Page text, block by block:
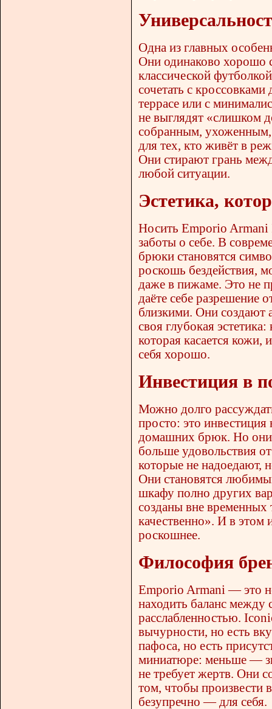
Одна из главных
Они одинаково хорошо
классической
сочетать с
террасе или с
не выглядят «слишком
собранным, ухоженным,
для тех, кто живёт в
Они стирают грань
любой ситуации.
Эстетика,
Носить Emporio Armani
заботы о себе. В
брюки становятся
роскошь бездействия,
даже в пижаме. Это не
даёте себе разрешение
близкими. Они создают
своя глубокая
которая касается кожи,
себя хорошо.
Инвестиция в
Можно долго
просто: это
домашних брюк. Но
больше удовольствия
которые не надоедают,
Они становятся
шкафу полно других
созданы вне временных
качественно». И в этом
роскошнее.
Философия
Emporio Armani — это
находить баланс
расслабленностью.
вычурности, но есть
пафоса, но есть
миниатюре: меньше —
не требует жертв. Они
том, чтобы произвести
безупречно — для себя.